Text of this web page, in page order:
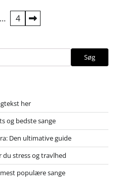
… 4
Søg
her
og bedste sange
Den ultimative guide
du stress og travlhed
populære sange